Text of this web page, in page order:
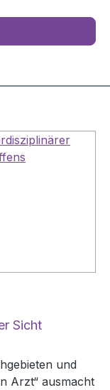
Sicht
und
Arzt“ ausmacht